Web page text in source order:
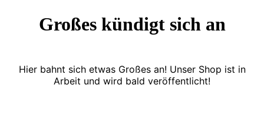
Großes kündigt sich an
Hier bahnt sich etwas Großes an! Unser Shop ist in
Arbeit und wird bald veröffentlicht!